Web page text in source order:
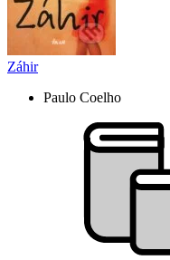
Záhir
Paulo Coelho